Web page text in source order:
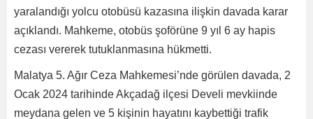
yaralandığı yolcu otobüsü kazasına ilişkin davada karar
açıklandı. Mahkeme, otobüs şoförüne 9 yıl 6 ay hapis
cezası vererek tutuklanmasına hükmetti.
Malatya 5. Ağır Ceza Mahkemesi’nde görülen davada, 2
Ocak 2024 tarihinde Akçadağ ilçesi Develi mevkiinde
meydana gelen ve 5 kişinin hayatını kaybettiği trafik